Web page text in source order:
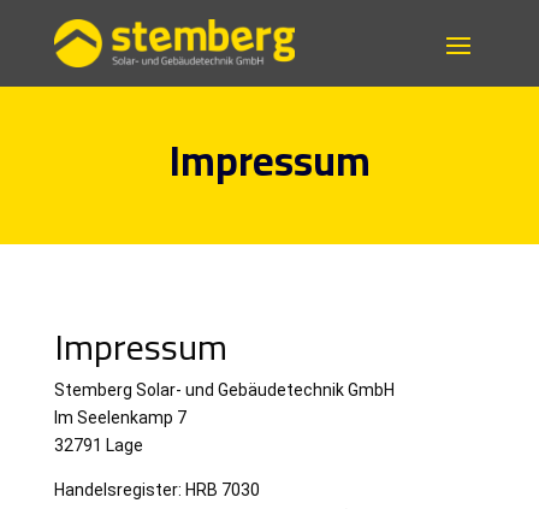
Impressum
Impressum
Stemberg Solar- und Gebäudetechnik GmbH
Im Seelenkamp 7
32791 Lage
Handelsregister: HRB 7030